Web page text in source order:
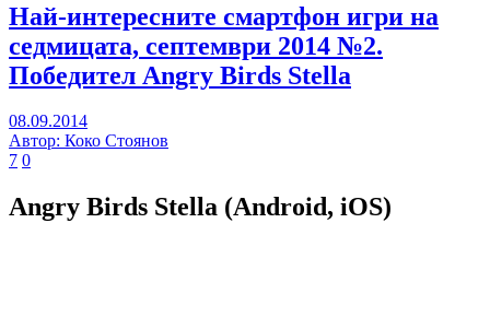
Най-интересните смартфон игри на
седмицата, септември 2014 №2.
Победител Angry Birds Stella
08.09.2014
Автор: Коко Стоянов
7 0
Angry Birds Stella (Android, iOS)